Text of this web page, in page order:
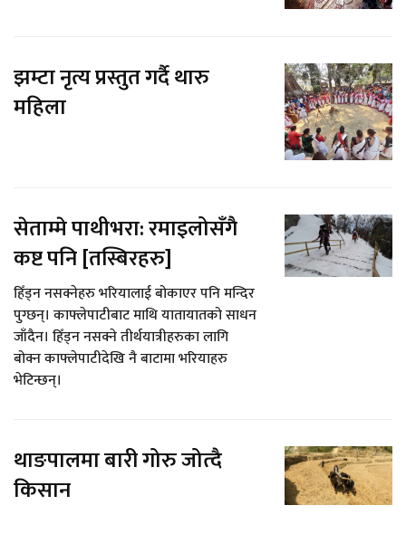
झम्टा नृत्य प्रस्तुत गर्दै थारु
महिला
सेताम्मे पाथीभरा: रमाइलोसँगै
कष्ट पनि [तस्बिरहरु]
हिँड्न नसक्नेहरु भरियालाई बोकाएर पनि मन्दिर
पुग्छन्। काफ्लेपाटीबाट माथि यातायातको साधन
जाँदैन। हिँड्न नसक्ने तीर्थयात्रीहरुका लागि
बोक्न काफ्लेपाटीदेखि नै बाटामा भरियाहरु
भेटिन्छन्।
थाङपालमा बारी गोरु जोत्दै
किसान